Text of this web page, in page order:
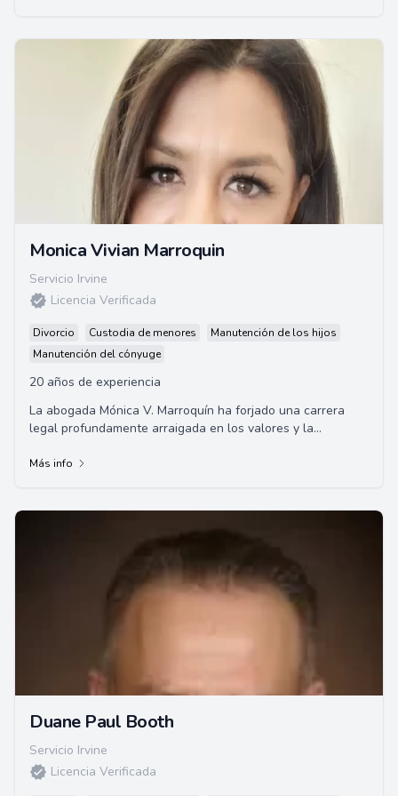
Monica Vivian Marroquin
Servicio Irvine
Licencia Verificada
Divorcio Custodia de menores
Manutención de los hijos
Manutención del cónyuge
20 años de experiencia
La abogada Mónica V. Marroquín ha forjado una carrera
legal profundamente arraigada en los valores y la
Más info
Duane Paul Booth
Servicio Irvine
Licencia Verificada